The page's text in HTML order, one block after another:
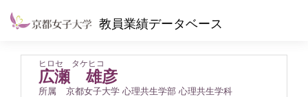
教員業績データベース
ヒロセ タケヒコ
広瀬 雄彦
所属
京都女子大学 心理共生学部 心理共生学科